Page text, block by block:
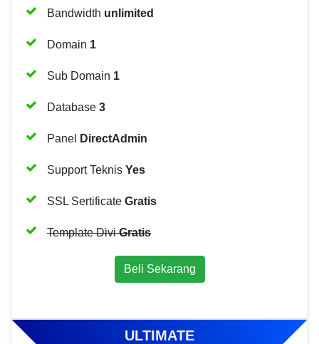
Bandwidth unlimited
Domain 1
Sub Domain 1
Database 3
Panel DirectAdmin
Support Teknis Yes
SSL Sertificate Gratis
Template DiviGratis
Beli Sekarang
ULTIMATE